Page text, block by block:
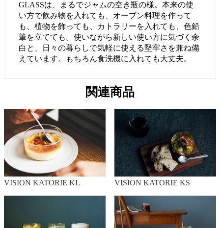
GLASSは、まるでジャムの空き瓶の様。本来の使
い方で飲み物を入れても、オーブン料理を作って
も、植物を飾っても、カトラリーを入れても、色鉛
筆を立てても。使いながら新しい使い方に気づく余
白と、日々の暮らしで気軽に使える堅牢さを兼ね備
えています。もちろん食洗機に入れても大丈夫。
関連商品
VISION KATORIE KL VISION KATORIE KS